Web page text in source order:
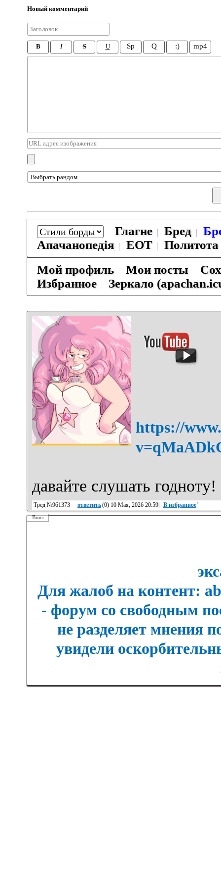
Новый комментарий
B I S U Sp Q :) mp4
Глагне Бред
Апачанопедiя
ЕОТ
Политота
Мой профиль
Мои посты
Избранное
Зеркало
https://
давайте слушать годноту!
Тред №961373 ответить(0) 10 Мая, 2026 20:59| В избранное'
Вниз
Для жалоб на контент:
- форум со свободным
не разделяет мнения
увидели